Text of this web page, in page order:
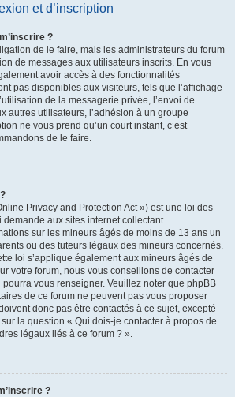
et d’inscription
?
de le faire, mais les administrateurs du forum
de messages aux utilisateurs inscrits. En vous
avoir accès à des fonctionnalités
pas disponibles aux visiteurs, tels que l’affichage
de la messagerie privée, l’envoi de
autres utilisateurs, l’adhésion à un groupe
ne vous prend qu’un court instant, c’est
de le faire.
Privacy and Protection Act ») est une loi des
demande aux sites internet collectant
sur les mineurs âgés de moins de 13 ans un
ou des tuteurs légaux des mineurs concernés.
loi s’applique également aux mineurs âgés de
votre forum, nous vous conseillons de contacter
vous renseigner. Veuillez noter que phpBB
de ce forum ne peuvent pas vous proposer
donc pas être contactés à ce sujet, excepté
sur la question « Qui dois-je contacter à propos de
légaux liés à ce forum ? ».
?